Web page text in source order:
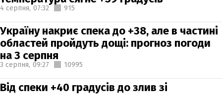
4 серпня, 07:32 915
Україну накриє спека до +38, але в частині
областей пройдуть дощі: прогноз погоди
на 3 серпня
3 серпня, 09:27 10995
Від спеки +40 градусів до злив зі